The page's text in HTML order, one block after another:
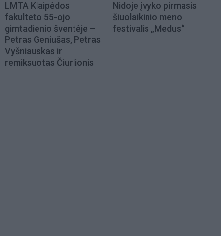
LMTA Klaipėdos
fakulteto 55-ojo
gimtadienio šventėje –
Petras Geniušas, Petras
Vyšniauskas ir
remiksuotas Čiurlionis
Nidoje įvyko pirmasis
šiuolaikinio meno
festivalis „Medus“